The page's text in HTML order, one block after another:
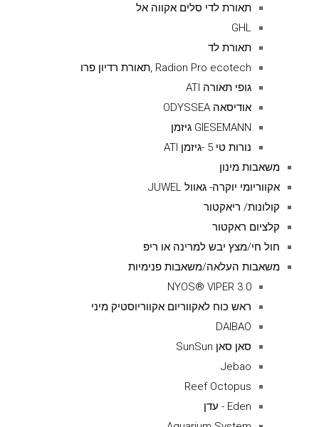
תאורת לדי סלים אקווה אל
GHL
תאורת לד
Radion Pro ecotech ,תאורת רדיון פרו
גופי תאורה ATI
אודיסאה ODYSSEA
GIESEMANN גיזמן
נורות טי 5 -גיזמן ATI
משאבות מינון
אקווריומי יוקרה- גאוול JUWEL
קולונות/ ריאקטור
קלציום ראקטור
חול חי/מצץ יבש למרינה או ריפ
משאבות העלאה/משאבות פנימיות
NYOS® VIPER 3.0
ראש כוח לאקווריום אקווריוסטיק מיני
DAIBAO
סאן סאן SunSun
Jebao
Reef Octopus
Eden - עדן